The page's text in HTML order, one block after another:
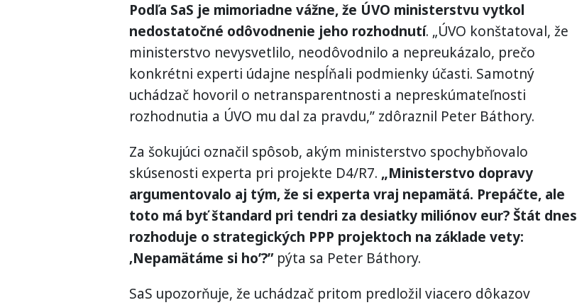
Podľa SaS je mimoriadne vážne, že ÚVO ministerstvu vytkol
nedostatočné odôvodnenie jeho rozhodnutí. „ÚVO konštatoval, že
ministerstvo nevysvetlilo, neodôvodnilo a nepreukázalo, prečo
konkrétni experti údajne nespĺňali podmienky účasti. Samotný
uchádzač hovoril o netransparentnosti a nepreskúmateľnosti
rozhodnutia a ÚVO mu dal za pravdu,” zdôraznil Peter Báthory.
Za šokujúci označil spôsob, akým ministerstvo spochybňovalo
skúsenosti experta pri projekte D4/R7. „Ministerstvo dopravy
argumentovalo aj tým, že si experta vraj nepamätá. Prepáčte, ale
toto má byť štandard pri tendri za desiatky miliónov eur? Štát dnes
rozhoduje o strategických PPP projektoch na základe vety:
‚Nepamätáme si ho’?” pýta sa Peter Báthory.
SaS upozorňuje, že uchádzač pritom predložil viacero dôkazov